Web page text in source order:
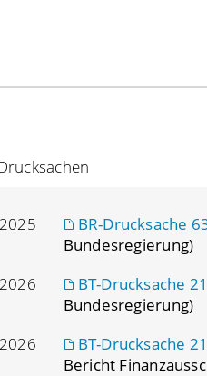
BR-Drucksache
Bundesregierung)
BT-Drucksache
Bundesregierung)
BT-Drucksache
Bericht